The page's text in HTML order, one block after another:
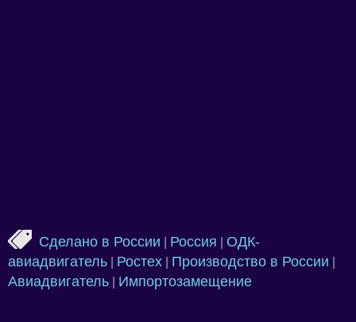
Сделано в России Россия
ОДК-
авиадвигатель
Ростех Производство в России
Авиадвигатель Импортозамещение